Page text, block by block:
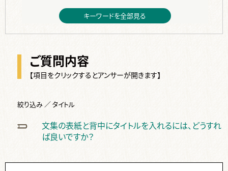
トレーシングペーパー ,B6 ,ISO216 ,
作成 , 入稿 , PDF ,背表紙 ,背幅 ,
計算 ,
Indesign ,フォント ,サイズ ,再入稿 ,単ページ ,データ ,
写真 ,ページ ,テンプレート ,
裏表紙 ,デザイン ,ppi ,換算 ,トンボ , 余白 ,差し替え ,
2段組 ,
画像 ,
タイトル ,白紙 ,カラー ,オリジナル ,色 ,オンデマンド ,
オフセット ,金 , 特色 , 2色 ,
左綴じ ,まとめて ,くるみ製本 ,手製本 ,PP ,カバー ,帯 ,
キーワードを全部見る
ご質問内容
【項目をクリックするとアンサーが開きます】
絞り込み ／ タイトル
文集の表紙と背中にタイトルを入れるには、どうすれ
ば良いですか？